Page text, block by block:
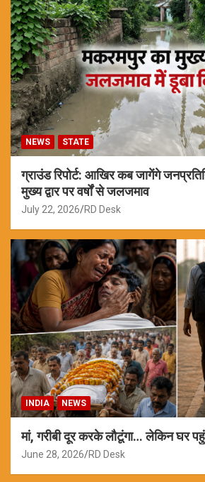
NEWS STATE
ग्राउंड रिपोर्ट: आखिर कब जागेंगे
मुख्य द्वार पर वर्षों से जलजमाव
July 22, 2026 RD Desk
INDIA NEWS
मां, गरीबी दूर करके लौटूंगा… लेकिन घर
June 28, 2026 RD Desk